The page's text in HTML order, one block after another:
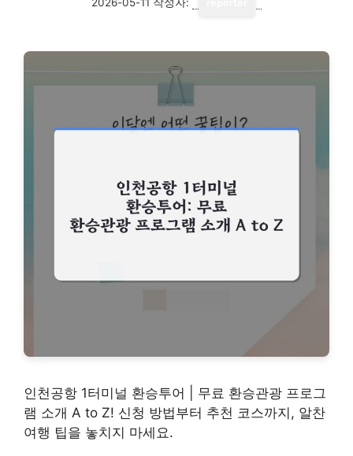
인천공항 1터미널 환승투어 | 무료 환승관광 프로그
램 소개 A to Z! 신청 방법부터 추천 코스까지, 알찬
여행 팁을 놓치지 마세요.